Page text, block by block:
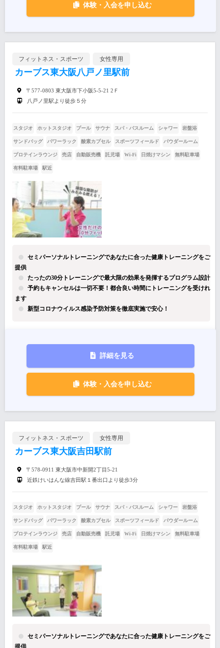
体験・入会を申し込む
フィットネス・スポーツ 女性専用
カーブス東大阪八戸ノ里駅前
〒577-0803 東大阪市下小阪5-5-21 2Ｆ
八戸ノ里駅より徒歩５分
スタジオ ホットスタジオ プール サウナ スパ・バスルーム シャワー 岩盤浴
サンドバッグ パワーラック 酸素カプセル スポーツフィールド パウダールーム
プロテインラウンジ 売店 自動販売機 託児場 Wi-Fi 日焼けマシン 無料駐車場
有料駐車場 駅近
セミパーソナルトレーニングであなたに合った健康トレーニングをご
提供
たったの30分トレーニングで最大限の効果を発揮するプログラム設計
予約もキャンセルは一切不要！都合良い時間にトレーニングを受けれ
ます
新型コロナウイルス感染予防対策を徹底実施で安心！
詳細を見る
体験・入会を申し込む
フィットネス・スポーツ 女性専用
カーブス東大阪吉田駅前
〒578-0911 東大阪市中新開2丁目5-21
近鉄けいはんな線吉田駅１番出口より徒歩3分
スタジオ ホットスタジオ プール サウナ スパ・バスルーム シャワー 岩盤浴
サンドバッグ パワーラック 酸素カプセル スポーツフィールド パウダールーム
プロテインラウンジ 売店 自動販売機 託児場 Wi-Fi 日焼けマシン 無料駐車場
有料駐車場 駅近
セミパーソナルトレーニングであなたに合った健康トレーニングをご